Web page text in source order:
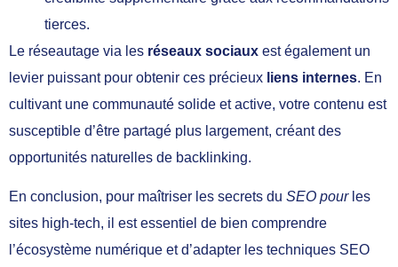
tierces.
Le réseautage via les réseaux sociaux est également un
levier puissant pour obtenir ces précieux liens internes. En
cultivant une communauté solide et active, votre contenu est
susceptible d’être partagé plus largement, créant des
opportunités naturelles de backlinking.
En conclusion, pour maîtriser les secrets du SEO pourles
sites high-tech, il est essentiel de bien comprendre
l’écosystème numérique et d’adapter les techniques SEO